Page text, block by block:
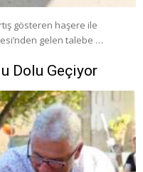
gösteren haşere ile
gelen talebe …
Dolu Geçiyor